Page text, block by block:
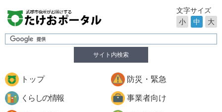
サイト内検索
文字サイズ
小
中 大
トップ 防災・緊急
くらしの情報 事業者向け